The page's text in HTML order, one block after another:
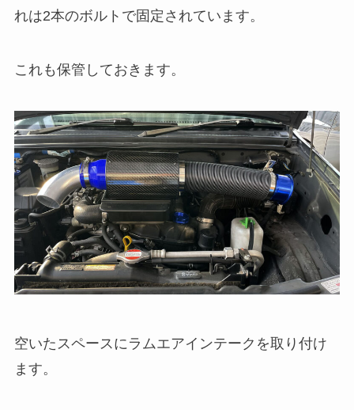
れは2本のボルトで固定されています。
これも保管しておきます。
空いたスペースにラムエアインテークを取り付け
ます。